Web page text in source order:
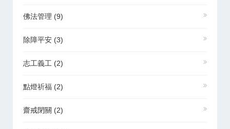
佛法管理 (9)
除障平安 (3)
志工義工 (2)
點燈祈福 (2)
齋戒閉關 (2)